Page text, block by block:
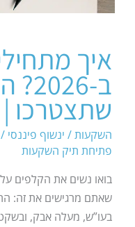
איך
ב-
שתצטרכו
השקעות/ ינשוף פיננסי /
פתיחת תיק השקעות
בואו נשים את הקלפים
שאתם מרגישים את זה:
בעו”ש, מעלה אבק,